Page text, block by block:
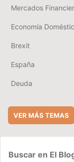
Mercados
Economía
Brexit
España
Deuda
VER MÁS TEMAS